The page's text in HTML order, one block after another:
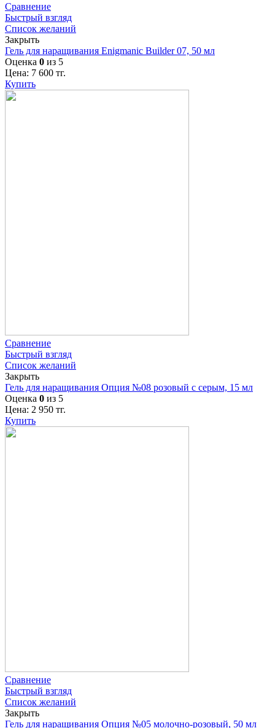
Сравнение
Быстрый взгляд
Список желаний
Закрыть
Гель для наращивания Enigmanic Builder 07, 50 мл
Оценка 0 из 5
Цена: 7 600 тг.
Купить
Сравнение
Быстрый взгляд
Список желаний
Закрыть
Гель для наращивания Опция №08 розовый с серым, 15 мл
Оценка 0 из 5
Цена: 2 950 тг.
Купить
Сравнение
Быстрый взгляд
Список желаний
Закрыть
Гель для наращивания Опция №05 молочно-розовый, 50 мл